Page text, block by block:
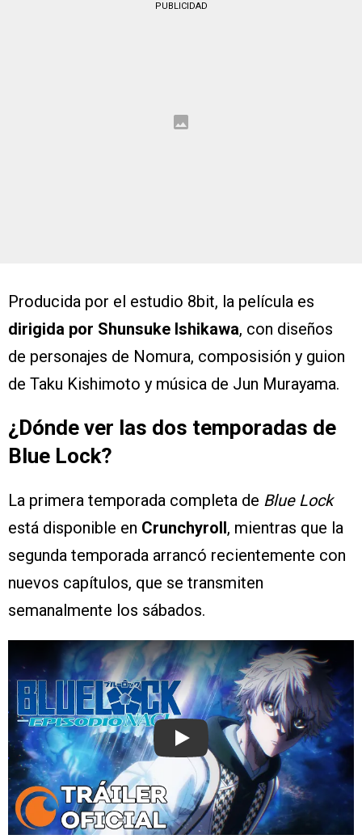
PUBLICIDAD
Producida por el estudio 8bit, la película es
dirigida por Shunsuke Ishikawa, con diseños
de personajes de Nomura, composisión y guion
de Taku Kishimoto y música de Jun Murayama.
¿Dónde ver las dos temporadas de
Blue Lock?
La primera temporada completa de Blue Lock
está disponible en Crunchyroll , mientras que la
segunda temporada arrancó recientemente con
nuevos capítulos, que se transmiten
semanalmente los sábados.
Play